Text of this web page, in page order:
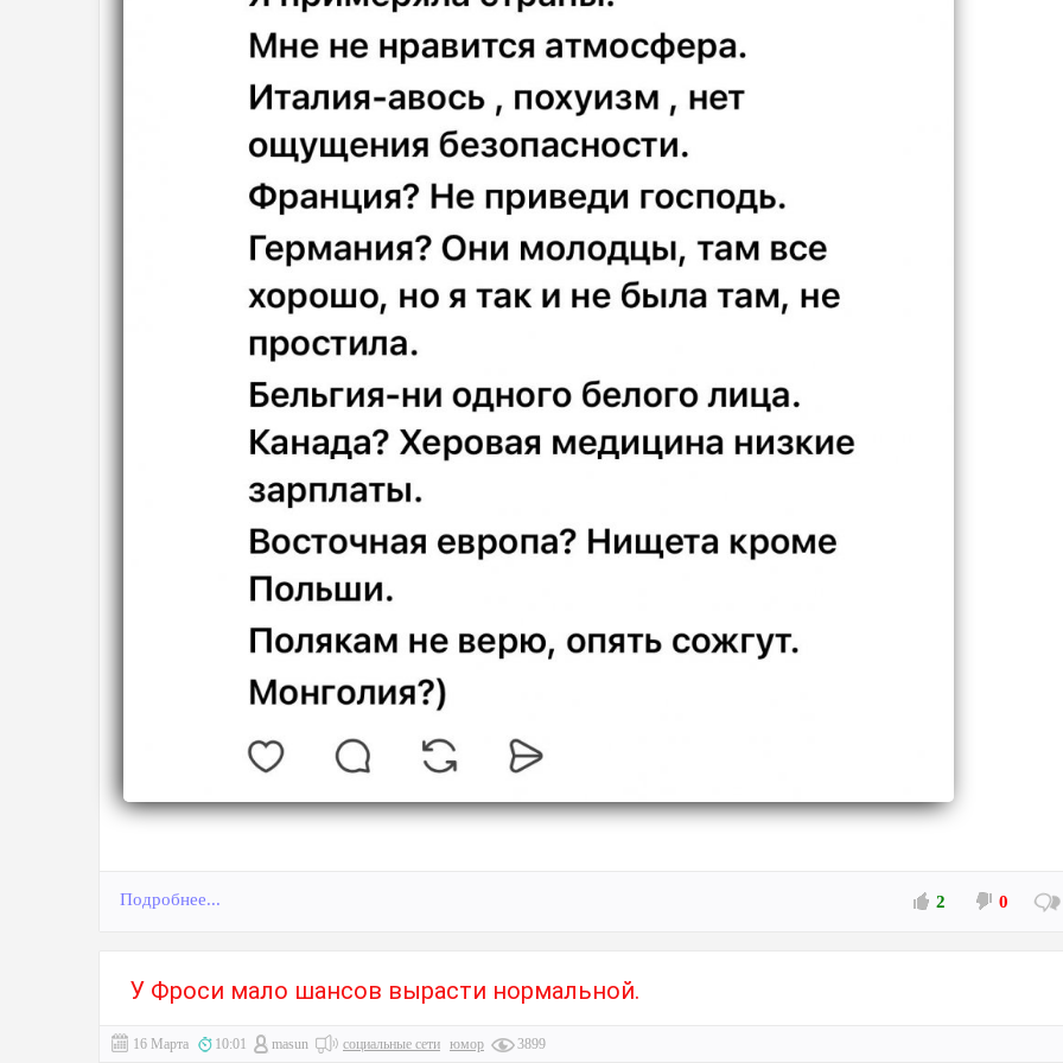
Подробнее... 2 0
У Фроси мало шансов вырасти нормальной.
16 Марта 10:01 masun социальные сети юмор 3899